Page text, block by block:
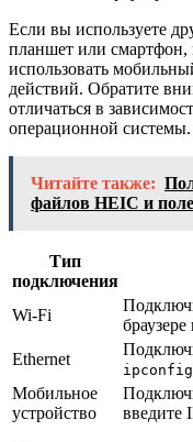
Если вы используете
планшет или смартфон,
использовать
действий. Обратите
отличаться в
операционной системы.
Читайте также:
файлов HEIC и
Тип
подключения
Wi-Fi
Ethernet
ipconfig
Мобильное
устройство
введите